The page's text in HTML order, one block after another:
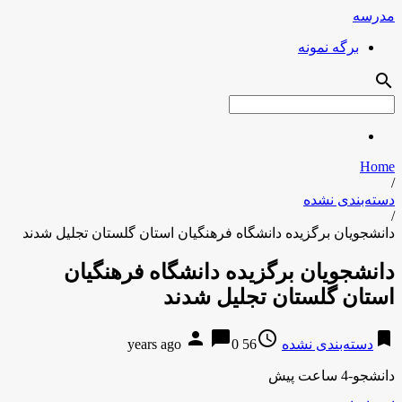
مدرسه
برگه نمونه
search
Home
/
دسته‌بندی نشده
/
دانشجویان برگزیده دانشگاه فرهنگیان استان گلستان تجلیل شدند
دانشجویان برگزیده دانشگاه فرهنگیان
استان گلستان تجلیل شدند
bookmark دسته‌بندی نشده access_time
56 years ago
person chat_bubble0
دانشجو-4 ساعت پیش